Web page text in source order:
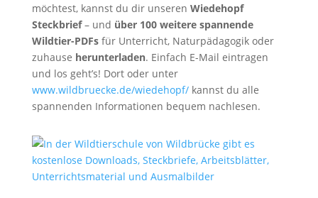
möchtest, kannst du dir unseren Wiedehopf
Steckbrief– und über 100 weitere spannende
Wildtier-PDFsfür Unterricht, Naturpädagogik oder
zuhause herunterladen. Einfach E-Mail eintragen
und los geht’s! Dort oder unter
www.wildbruecke.de/wiedehopf/kannst du alle
spannenden Informationen bequem nachlesen.